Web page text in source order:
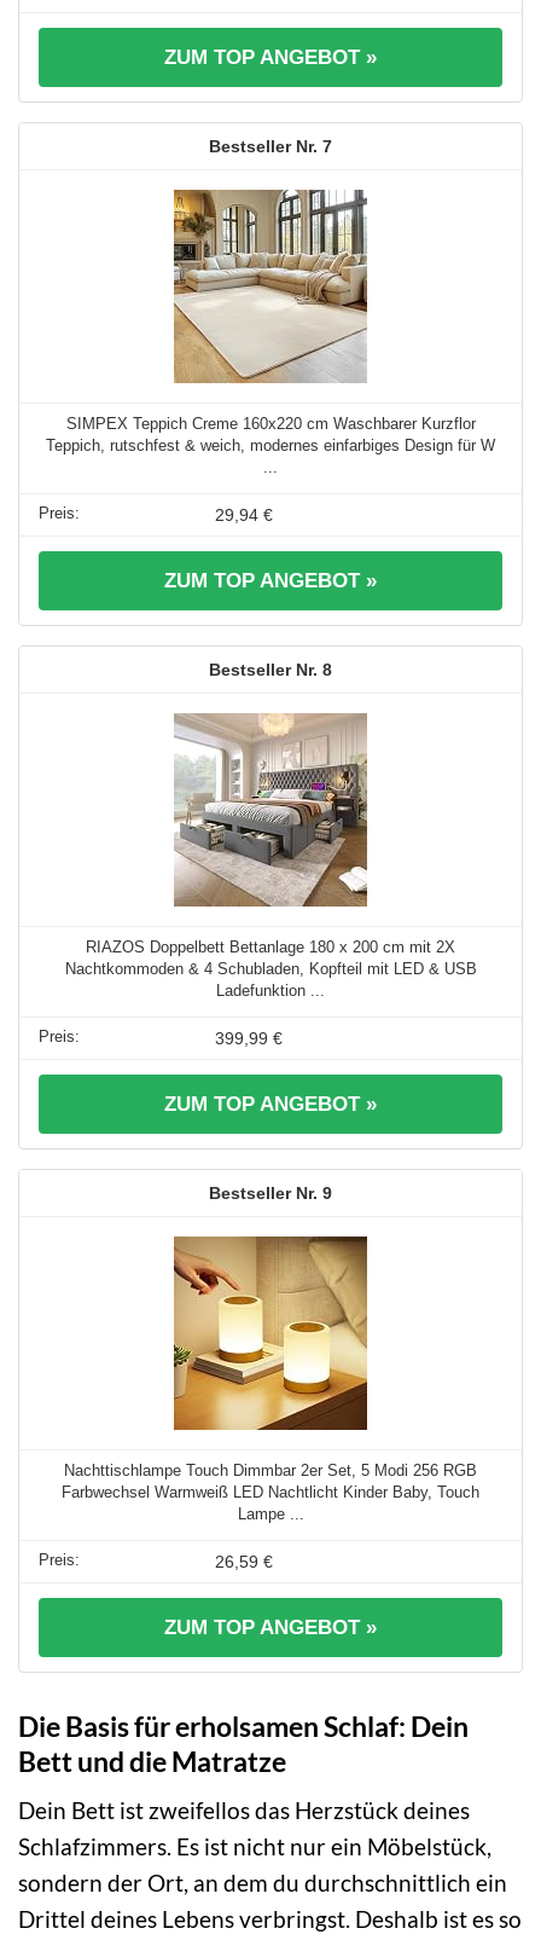
ZUM TOP ANGEBOT »
7
SIMPEX Teppich Creme 160x220 cm Waschbarer Kurzflor
Teppich, rutschfest & weich, modernes einfarbiges Design für W
29,94 €
ZUM TOP ANGEBOT »
8
RIAZOS Doppelbett Bettanlage 180 x 200 cm mit 2X
Nachtkommoden & 4 Schubladen, Kopfteil mit LED & USB
Ladefunktion ...
399,99 €
ZUM TOP ANGEBOT »
9
Nachttischlampe Touch Dimmbar 2er Set, 5 Modi 256 RGB
Farbwechsel Warmweiß LED Nachtlicht Kinder Baby, Touch
Lampe ...
26,59 €
ZUM TOP ANGEBOT »
Die Basis für erholsamen Schlaf: Dein
Bett und die Matratze
Dein Bett ist zweifellos das Herzstück deines
Schlafzimmers. Es ist nicht nur ein Möbelstück,
sondern der Ort, an dem du durchschnittlich ein
Drittel deines Lebens verbringst. Deshalb ist es so